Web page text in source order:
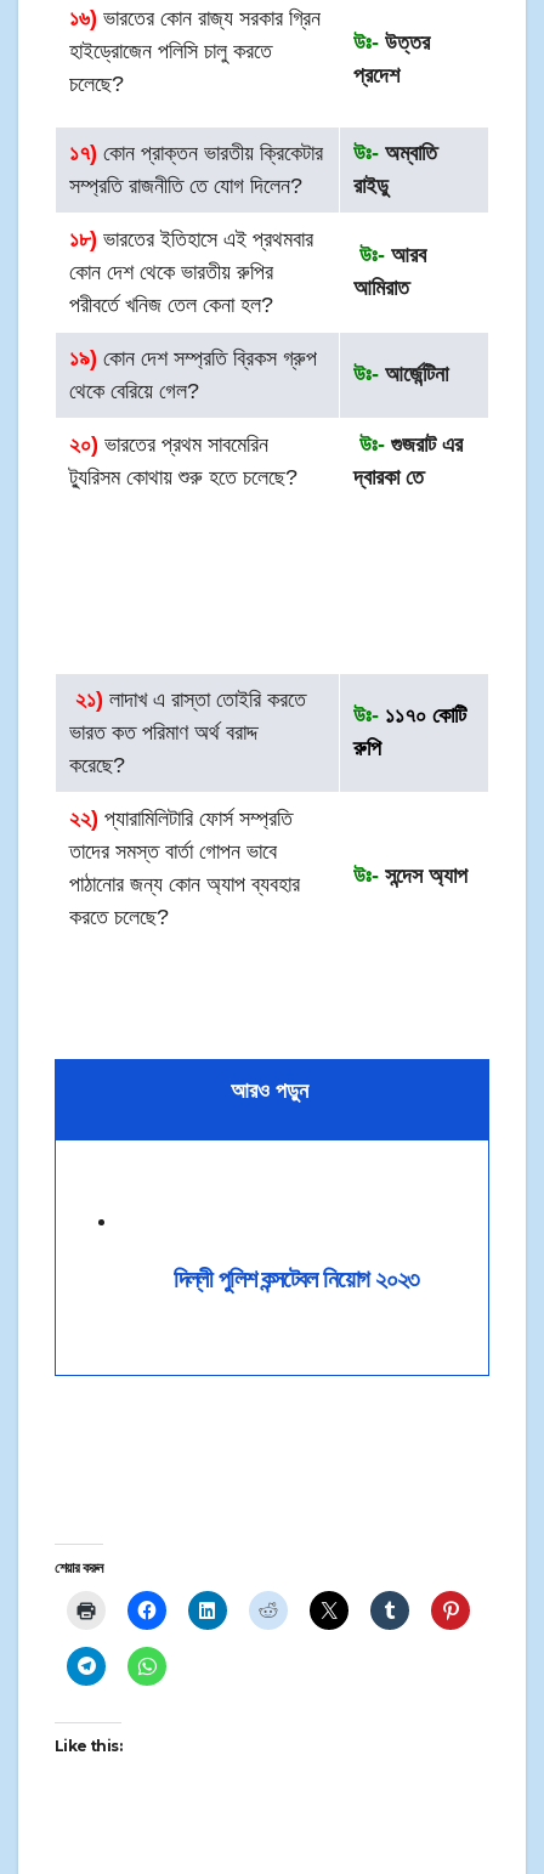
১৬) ভারতের কোন রাজ্য সরকার গ্রিন
হাইড্রোজেন পলিসি চালু করতে
চলেছে?
উঃ- উত্তর
প্রদেশ
১৭) কোন প্রাক্তন ভারতীয় ক্রিকেটার
সম্প্রতি রাজনীতি তে যোগ দিলেন?
উঃ- অম্বাতি
রাইডু
১৮) ভারতের ইতিহাসে এই প্রথমবার
কোন দেশ থেকে ভারতীয় রুপির
পরীবর্তে খনিজ তেল কেনা হল?
উঃ- আরব
আমিরাত
১৯) কোন দেশ সম্প্রতি ব্রিকস গ্রুপ
থেকে বেরিয়ে গেল?
উঃ- আর্জেন্টিনা
২০) ভারতের প্রথম সাবমেরিন
ট্যুরিসম কোথায় শুরু হতে চলেছে?
উঃ- গুজরাট এর
দ্বারকা তে
২১) লাদাখ এ রাস্তা তোইরি করতে
ভারত কত পরিমাণ অর্থ বরাদ্দ
করেছে?
উঃ- ১১৭০ কোটি
রুপি
২২) প্যারামিলিটারি ফোর্স সম্প্রতি
তাদের সমস্ত বার্তা গোপন ভাবে
পাঠানোর জন্য কোন অ্যাপ ব্যবহার
করতে চলেছে?
উঃ- সন্দেস অ্যাপ
আরও পড়ুন
দিল্লী পুলিশ কন্সটেবল নিয়োগ ২০২৩
শেয়ার করুন
Like this: